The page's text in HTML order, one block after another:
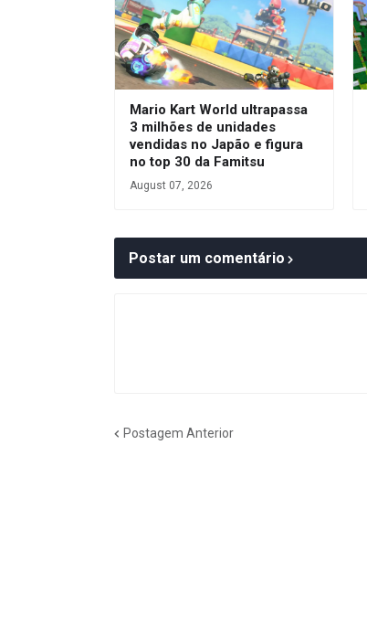
Mario Kart World ultrapassa
3 milhões de unidades
vendidas no Japão e figura
no top 30 da Famitsu
August 07, 2026
Postar um comentário
Postagem Anterior